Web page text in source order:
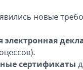
новые
электронная
сертификаты